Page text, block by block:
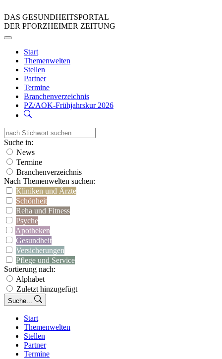
DAS GESUNDHEITSPORTAL
DER PFORZHEIMER ZEITUNG
Start
Themenwelten
Stellen
Partner
Termine
Branchenverzeichnis
PZ/AOK-Frühjahrskur 2026
Suche in:
News
Termine
Branchenverzeichnis
Nach Themenwelten suchen:
Kliniken und Ärzte
Schönheit
Reha und Fitness
Psyche
Apotheken
Gesundheit
Versicherungen
Pflege und Service
Sortierung nach:
Alphabet
Zuletzt hinzugefügt
Suche...
Start
Themenwelten
Stellen
Partner
Termine